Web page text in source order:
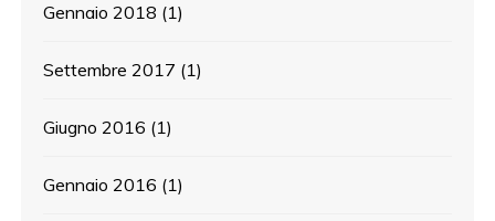
Gennaio 2018 (1)
Settembre 2017 (1)
Giugno 2016 (1)
Gennaio 2016 (1)